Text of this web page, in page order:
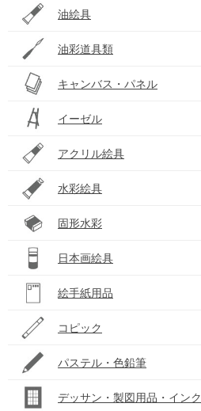
油絵具
油彩道具類
キャンバス・パネル
イーゼル
アクリル絵具
水彩絵具
固形水彩
日本画絵具
絵手紙用品
コピック
パステル・色鉛筆
デッサン・製図用品・インク